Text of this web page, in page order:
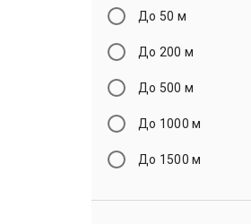
До 50 м
До 200 м
До 500 м
До 1000 м
До 1500 м